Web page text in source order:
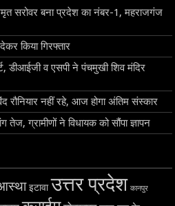
सरोवर बना प्रदेश का नंबर-1, महराजगंज
किया गिरफ्तार
डीआईजी व एसपी ने पंचमुखी शिव मंदिर
रौनियार नहीं रहे, आज होगा अंतिम संस्कार
तेज, ग्रामीणों ने विधायक को सौंपा ज्ञापन
इटावा उत्तर प्रदेश कानपुर